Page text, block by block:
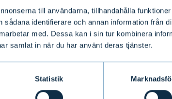
till användarna, tillhandahålla
identifierare och annan information från
med. Dessa kan i sin tur kombinera
samlat in när du har använt deras tjänster.
Statistik
själva är de